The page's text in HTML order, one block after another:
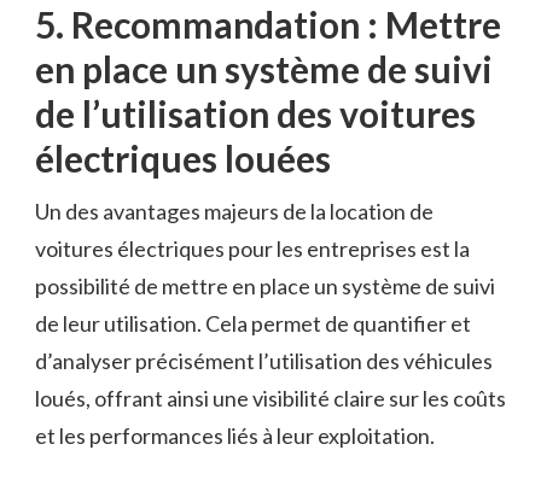
5. Recommandation : Mettre
⁣en place un système⁢ de suivi
de l’utilisation ​des voitures
électriques louées
Un ⁤des avantages majeurs de la location de ​
voitures⁣ électriques pour les entreprises est la
possibilité de mettre en ‌place un système de suivi
de leur utilisation. ​Cela ‌permet de quantifier et
d’analyser précisément l’utilisation des véhicules‌
loués, offrant ainsi une visibilité⁢ claire‍ sur les ‍coûts
⁤et les performances liés à leur exploitation.